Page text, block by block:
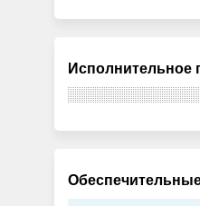
Исполнительное